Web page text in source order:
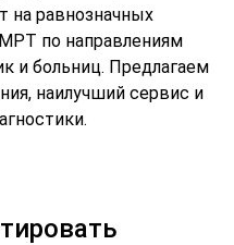
на равнозначных
по направлениям
и больниц. Предлагаем
наилучший сервис и